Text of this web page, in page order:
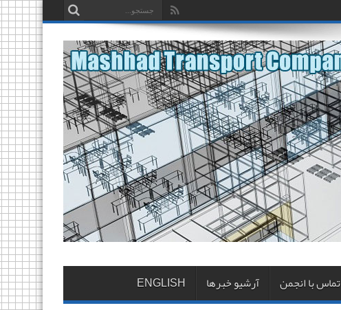
تماس با انجمن آرشیو خبرها ENGLISH